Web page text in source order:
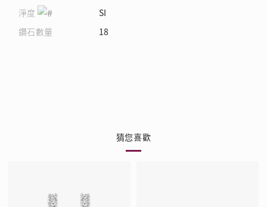
淨度
SI
鑽石數量
18
猜您喜歡